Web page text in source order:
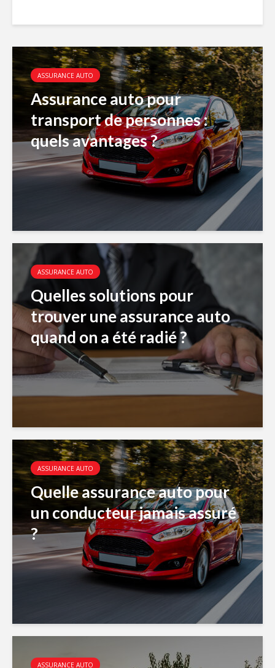
ASSURANCE AUTO
Assurance auto pour
transport de personnes :
quels avantages ?
ASSURANCE AUTO
Quelles solutions pour
trouver une assurance auto
quand on a été radié ?
ASSURANCE AUTO
Quelle assurance auto pour
un conducteur jamais assuré
?
ASSURANCE AUTO